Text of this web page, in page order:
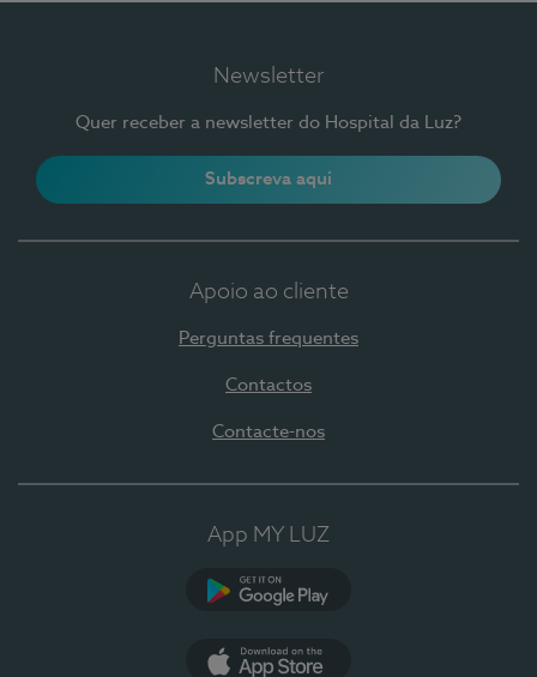
Newsletter
Quer receber a newsletter do Hospital da Luz?
Subscreva aqui
Apoio ao cliente
Perguntas frequentes
Contactos
Contacte-nos
App MY LUZ